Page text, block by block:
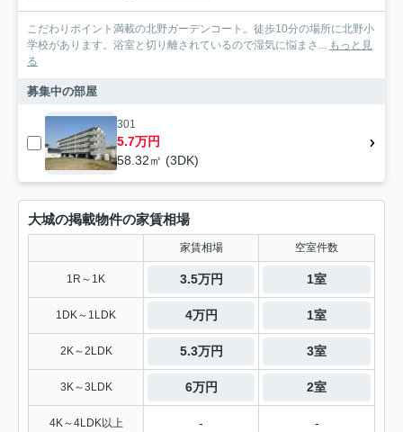
こだわりポイント満載の北野ガーデンコート。徒歩10分の場所に北野小
学校があります。浴室と切り離されているので湿気に悩まさ... もっと見
る
募集中の部屋
301
5.7万円
58.32㎡ (3DK)
大城の掲載物件の家賃相場
家賃相場 空室件数
1R～1K 3.5万円 1室
1DK～1LDK 4万円 1室
2K～2LDK 5.3万円 3室
3K～3LDK 6万円 2室
4K～4LDK以上 - -